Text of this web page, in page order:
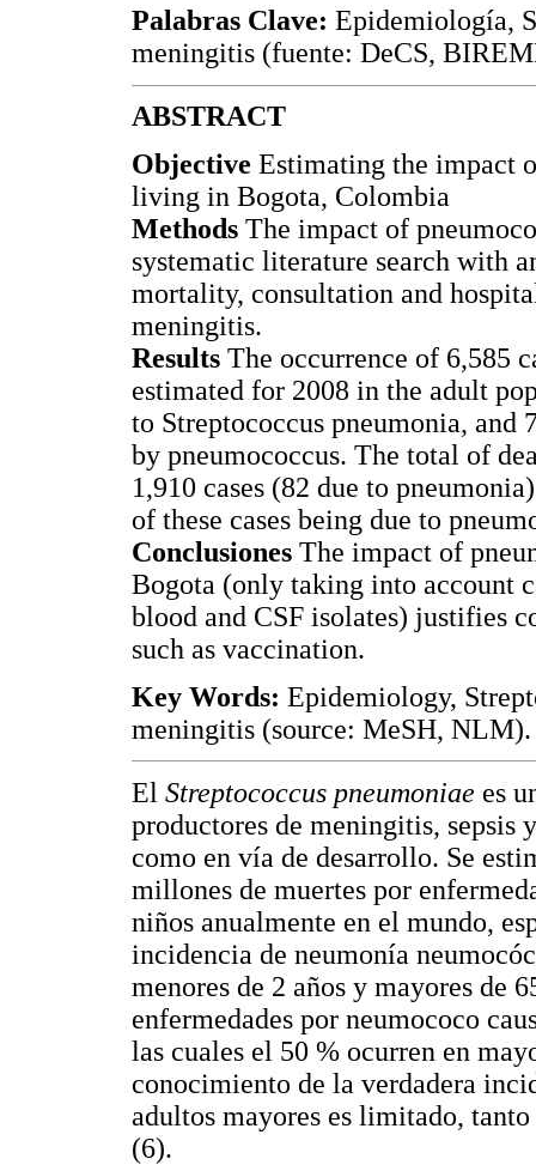
Palabras Clave: Epidemiología,
meningitis (fuente: DeCS,
ABSTRACT
Objective Estimating the impact
living in Bogota, Colombia
Methods The impact of
systematic literature search with
mortality, consultation and
meningitis.
Results The occurrence of 6,585
estimated for 2008 in the adult
to Streptococcus pneumonia, and
by pneumococcus. The total of
1,910 cases (82 due to
of these cases being due to
Conclusiones The impact of
Bogota (only taking into account
blood and CSF isolates) justifies
such as vaccination.
Key Words: Epidemiology,
meningitis (source: MeSH, NLM).
El Streptococcus pneumoniae es
productores de meningitis, sepsis
como en vía de desarrollo. Se
millones de muertes por
niños anualmente en el mundo,
incidencia de neumonía
menores de 2 años y mayores de
enfermedades por neumococo
las cuales el 50 % ocurren en
conocimiento de la verdadera
adultos mayores es limitado,
(6).